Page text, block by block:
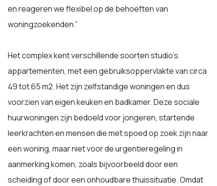
en reageren we flexibel op de behoeften van
woningzoekenden.”
Het complex kent verschillende soorten studio’s
appartementen, met een gebruiksoppervlakte van circa
49 tot 65 m2. Het zijn zelfstandige woningen en dus
voorzien van eigen keuken en badkamer. Deze sociale
huurwoningen zijn bedoeld voor jongeren, startende
leerkrachten en mensen die met spoed op zoek zijn naar
een woning, maar niet voor de urgentieregeling in
aanmerking komen, zoals bijvoorbeeld door een
scheiding of door een onhoudbare thuissituatie. Omdat